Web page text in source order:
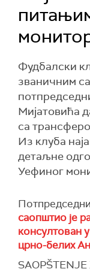
Фудбалски
званичним
Мијатовића
са
Из клуба
детаљне
Уефиног
саопштио је
консултован
црно-белих